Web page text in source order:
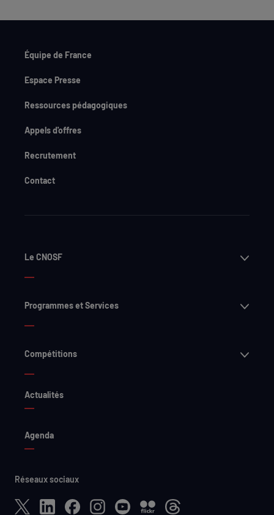
Équipe de France
Espace Presse
Ressources pédagogiques
Appels d'offres
Recrutement
Contact
Le CNOSF
Programmes et Services
Compétitions
Actualités
Agenda
Réseaux sociaux
X LinkedInFacebookInstagramYouTubeFlickr Threads